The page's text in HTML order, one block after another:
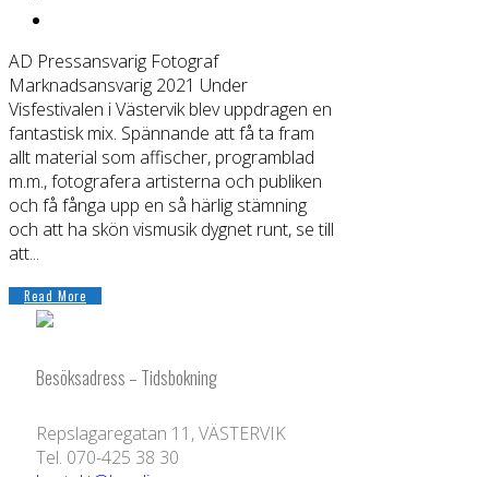
AD Pressansvarig Fotograf
Marknadsansvarig 2021 Under
Visfestivalen i Västervik blev uppdragen en
fantastisk mix. Spännande att få ta fram
allt material som affischer, programblad
m.m., fotografera artisterna och publiken
och få fånga upp en så härlig stämning
och att ha skön vismusik dygnet runt, se till
att...
Read More
Besöksadress – Tidsbokning
Repslagaregatan 11, VÄSTERVIK
Tel. 070-425 38 30